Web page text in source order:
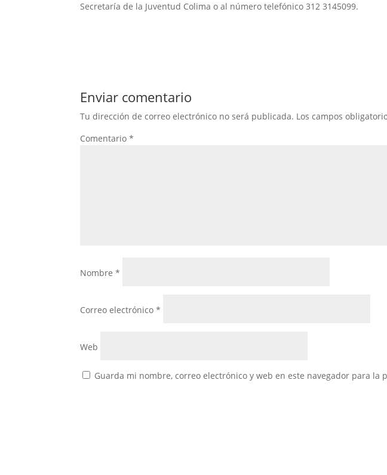
Secretaría de la Juventud Colima o al número telefónico 312 3145099.
Enviar comentario
Tu dirección de correo electrónico no será publicada. Los campos
Comentario*
Nombre*
Correo electrónico*
Web
Guarda mi nombre, correo electrónico y web en este navegador para la